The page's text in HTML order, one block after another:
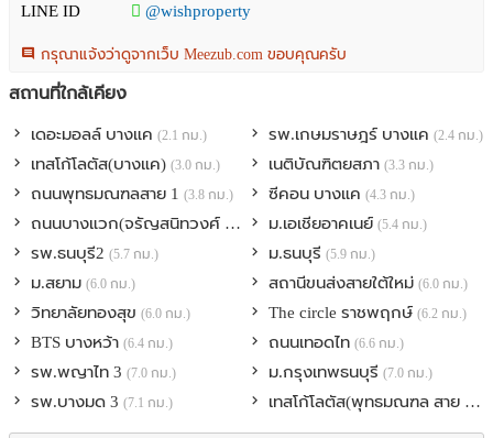
ทำเลดี : การเดินทางสะดวก โครงการติดถนนกาญจนาภิเษก เชื่อมต่อ
ถนนเพชรเกษม สมุทรสาคร นครปฐม ใกล้รถไฟฟ้า MRT สายสีน้ำเงิน
สถานีหลักสอง ทางคู่ขนานลอยฟ้าบรมราชชนนี ทางด่วนกาญจนาภิเษก
สถานีขนส่งสายใต้ใหม่ ใกล้ห้างสรรพสินค้าเดอะมอลล์บางแค เดอะพาซิ
จุดเด่น/สถานที่ใกล้เคียง
- ใกล้รถไฟฟ้า MRT สายสีน้ำเงิน สถานีหลักสอง
- ใกล้ทางด่วนกาญจนาภิเษก
- ใกล้สถานีขนส่งสายใต้ใหม่
- ใกล้ห้างสรรพสินค้าเดอะมอลล์ไลฟ์สโตร์ บางแค และเดอะพาซิโอ พาร์ค
กาญจนาภิเษก
- ใกล้บิ๊กซีเพชรเกษม หลักสอง และโลตัสบางแค
เนชั่นแนล หนองแขม, โรงพยาบาลมิตรประชา และโรงพยาบาลบุญญา
เวช
- ใกล้มหาวิทยาลัยมหิดล, มหาวิทยาลัยกรุงเทพธนบุรี และมหาวิทยาลัย
LINE ID @wishproperty
กรุณาแจ้งว่าดูจากเว็บ Meezub.com ขอบคุณครับ
สถานที่ใกล้เคียง
เดอะมอลล์ บางแค (2.1 กม.) รพ.เกษมราษฎร์ บางแค (2.4 กม.)
เทสโก้โลตัส(บางแค) (3.0 กม.) เนติบัณฑิตยสภา (3.3 กม.)
ถนนพุทธมณฑลสาย 1 (3.8 กม.) ซีคอน บางแค (4.3 กม.)
ถนนบางแวก(จรัญสนิทวงศ์ 13) (5.1 กม.)
ม.เอเชียอาคเนย์ (5.4 กม.)
รพ.ธนบุรี2 (5.7 กม.) ม.ธนบุรี (5.9 กม.)
ม.สยาม (6.0 กม.) สถานีขนส่งสายใต้ใหม่ (6.0 กม.)
วิทยาลัยทองสุข (6.0 กม.) The circle ราชพฤกษ์ (6.2 กม.)
BTS บางหว้า (6.4 กม.) ถนนเทอดไท (6.6 กม.)
รพ.พญาไท 3 (7.0 กม.) ม.กรุงเทพธนบุรี (7.0 กม.)
รพ.บางมด 3 (7.1 กม.) เทสโก้โลตัส(พุทธมณฑล สาย 4)